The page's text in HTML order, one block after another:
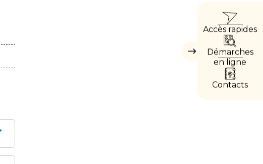
Masquer
Accès rapides
Démarches
en ligne
Contacts